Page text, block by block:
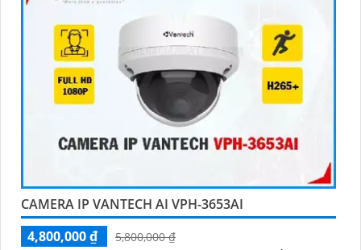
CAMERA IP VANTECH AI VPH-3653AI
4,800,000 ₫
5,800,000 ₫